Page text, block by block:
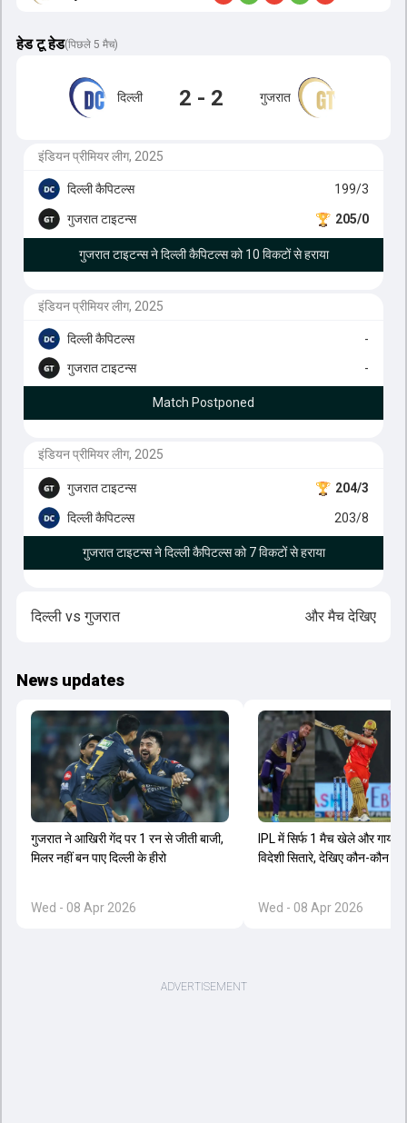
हेड टू हेड(पिछले 5 मैच)
दिल्ली 2 - 2 गुजरात
इंडियन प्रीमियर लीग, 2025
दिल्ली कैपिटल्स 199/3
गुजरात टाइटन्स 205/0
गुजरात टाइटन्स ने दिल्ली कैपिटल्स को 10 विकटों से हराया
इंडियन प्रीमियर लीग, 2025
दिल्ली कैपिटल्स
-
गुजरात टाइटन्स
-
Match Postponed
इंडियन प्रीमियर लीग, 2025
गुजरात टाइटन्स 204/3
दिल्ली कैपिटल्स 203/8
गुजरात टाइटन्स ने दिल्ली कैपिटल्स को 7 विकटों से हराया
दिल्ली vsगुजरात और मैच देखिए
News updates
गुजरात ने आखिरी गेंद पर 1 रन से जीती बाजी,
मिलर नहीं बन पाए दिल्ली के हीरो
Wed - 08 Apr 2026
IPL में सिर्फ 1 मैच खेले और गायब
विदेशी सितारे, देखिए कौन-कौन
Wed - 08 Apr 2026